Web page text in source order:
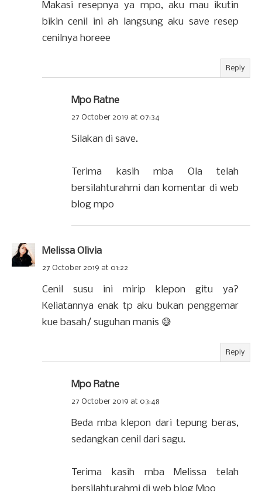
Makasi resepnya ya mpo, aku mau ikutin
bikin cenil ini ah langsung aku save resep
cenilnya horeee
Reply
Mpo Ratne
27 October 2019 at 07:34
Silakan di save.
Terima kasih mba Ola telah
bersilahturahmi dan komentar di web
blog mpo
Melissa Olivia
27 October 2019 at 01:22
Cenil susu ini mirip klepon gitu ya?
Keliatannya enak tp aku bukan penggemar
kue basah/ suguhan manis 😅
Reply
Mpo Ratne
27 October 2019 at 03:48
Beda mba klepon dari tepung beras,
sedangkan cenil dari sagu.
Terima kasih mba Melissa telah